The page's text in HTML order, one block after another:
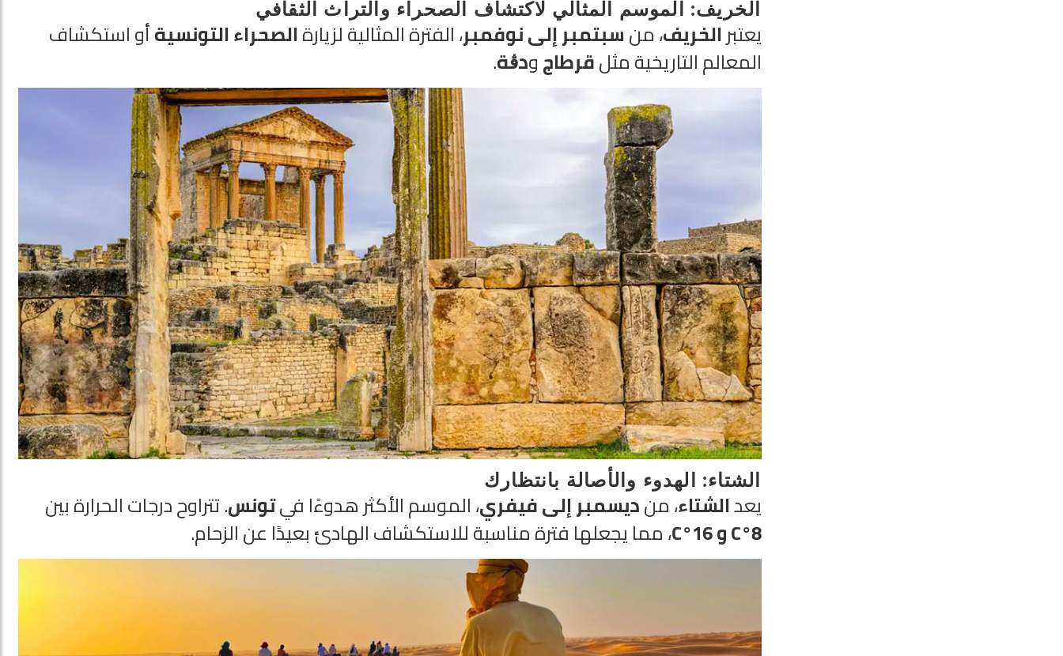
الخريف: الموسم المثالي لاكتشاف الصحراء والتراث الثقافي
يعتبرالخريف، منسبتمبر إلى نوفمبر، الفترة المثالية لزيارةالصحراء التونسيةأو استكشاف
المعالم التاريخية مثلقرطاجودڨة.
الشتاء: الهدوء والأصالة بانتظارك
يعدالشتاء، منديسمبر إلى فيفري، الموسم الأكثر هدوءًا فيتونس. تتراوح درجات الحرارة بين
8°C و 16°C ، مما يجعلها فترة مناسبة للاستكشاف الهادئ بعيدًا عن الزحام.